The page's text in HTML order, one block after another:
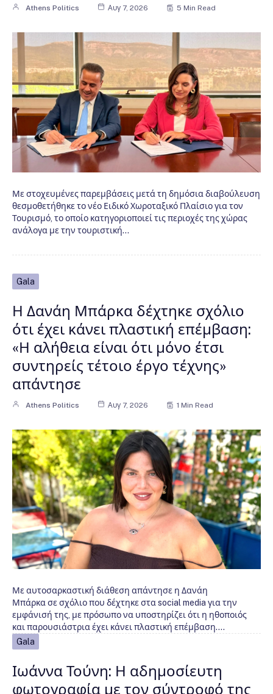
Athens Politics Αυγ 7, 2026 5 Min Read
Με στοχευμένες παρεμβάσεις μετά τη δημόσια διαβούλευση
θεσμοθετήθηκε το νέο Ειδικό Χωροταξικό Πλαίσιο για τον
Τουρισμό, το οποίο κατηγοριοποιεί τις περιοχές της χώρας
ανάλογα με την τουριστική…
Gala
Η Δανάη Μπάρκα δέχτηκε σχόλιο
ότι έχει κάνει πλαστική επέμβαση:
«Η αλήθεια είναι ότι μόνο έτσι
συντηρείς τέτοιο έργο τέχνης»
απάντησε
Athens Politics Αυγ 7, 2026 1 Min Read
Με αυτοσαρκαστική διάθεση απάντησε η Δανάη
Μπάρκα σε σχόλιο που δέχτηκε στα social media για την
εμφάνισή της, με πρόσωπο να υποστηρίζει ότι η ηθοποιός
και παρουσιάστρια έχει κάνει πλαστική επέμβαση.…
Gala
Ιωάννα Τούνη: Η αδημοσίευτη
φωτογραφία με τον σύντροφό της